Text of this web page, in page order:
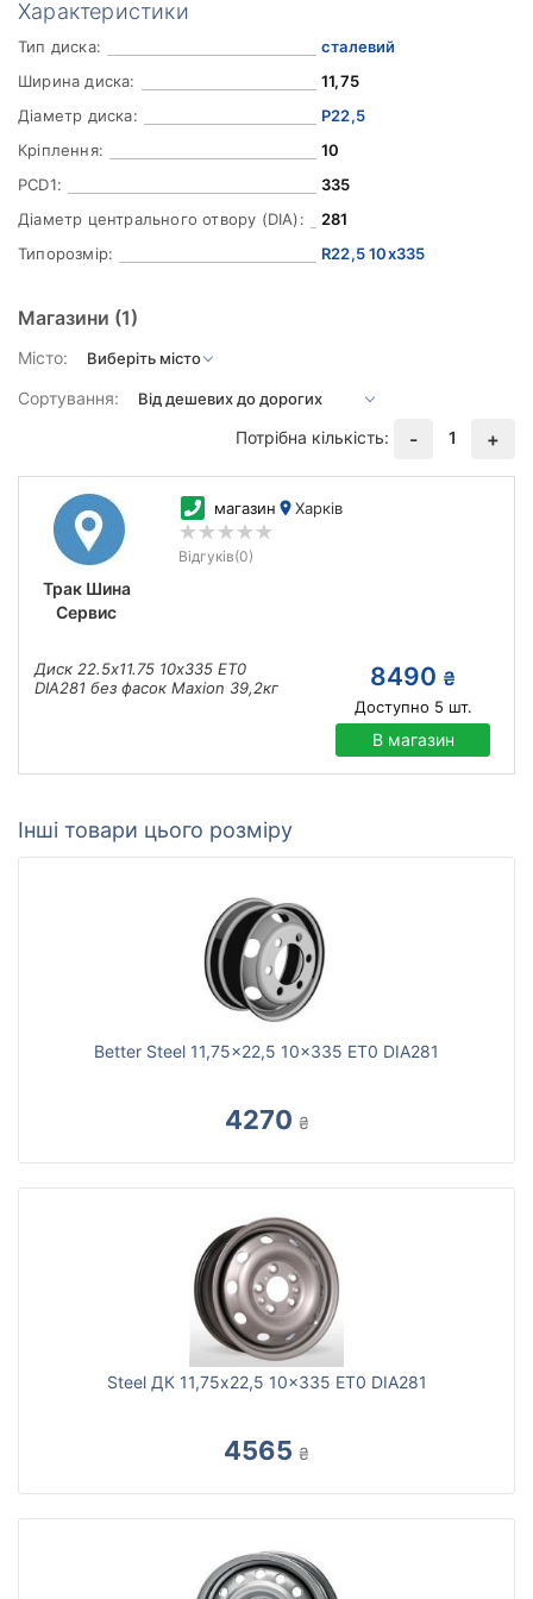
Характеристики
Тип диска:
сталевий
Ширина диска:
11,75
Діаметр диска:
Р22,5
Кріплення:
10
PCD1:
335
Діаметр центрального отвору (DIA):
281
Типорозмір:
R22,5 10x335
Магазини (1)
Місто:
Сортування:
Потрібна кількість:
- 1 +
Трак Шина
Сервис
магазин Харків
Відгуків(0)
Диск 22.5х11.75 10х335 ЕТ0
DIA281 без фасок Maxion 39,2кг
8490 ₴
Доступно 5 шт.
В магазин
Інші товари цього розміру
Better Steel 11,75x22,5 10x335 ET0 DIA281
4270 ₴
Steel ДК 11,75x22,5 10x335 ET0 DIA281
4565 ₴